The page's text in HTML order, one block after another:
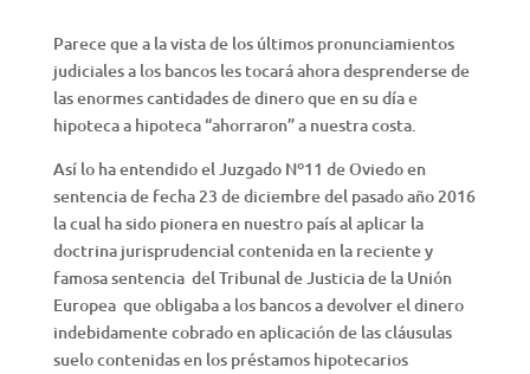
Parece que a la vista de los últimos pronunciamientos
judiciales a los bancos les tocará ahora desprenderse de
las enormes cantidades de dinero que en su día e
hipoteca a hipoteca “ahorraron” a nuestra costa.
Así lo ha entendido el Juzgado Nº11 de Oviedo en
sentencia de fecha 23 de diciembre del pasado año 2016
la cual ha sido pionera en nuestro país al aplicar la
doctrina jurisprudencial contenida en la reciente y
famosa sentencia del Tribunal de Justicia de la Unión
Europea que obligaba a los bancos a devolver el dinero
indebidamente cobrado en aplicación de las cláusulas
suelo contenidas en los préstamos hipotecarios